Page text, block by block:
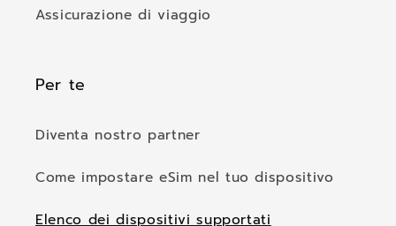
Assicurazione di viaggio
Per te
Diventa nostro partner
Come impostare eSim nel tuo dispositivo
Elenco dei dispositivi supportati